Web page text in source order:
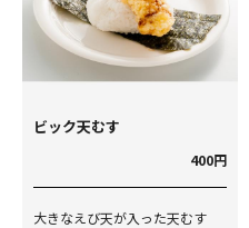
ビック天むす
400円
大きなえび天が入った天むす